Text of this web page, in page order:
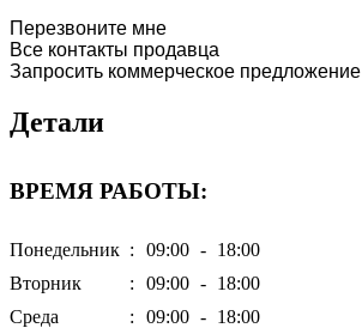
Перезвоните мне
Все контакты продавца
Запросить коммерческое предложение
Детали
ВРЕМЯ РАБОТЫ:
Понедельник : 09:00 - 18:00
Вторник
: 09:00 - 18:00
Среда
: 09:00 - 18:00